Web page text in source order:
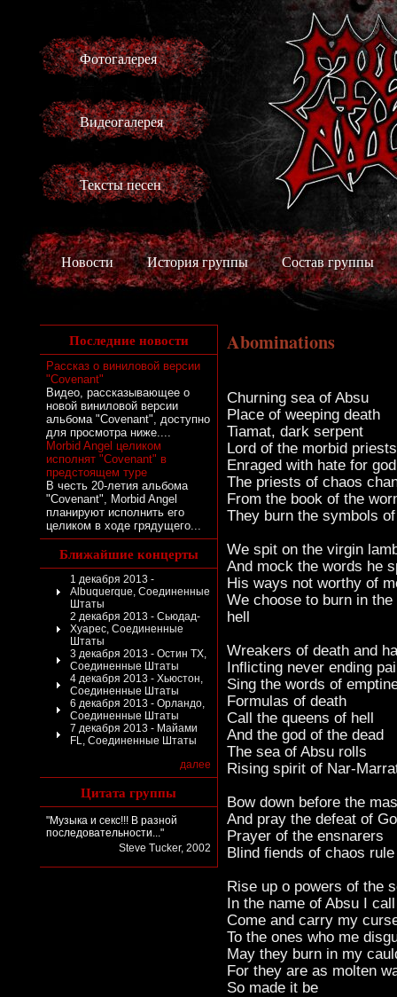
Фотогалерея
Видеогалерея
Тексты песен
Новости История группы Состав группы
Последние новости
Рассказ о виниловой версии
"Covenant"
Видео, рассказывающее о
новой виниловой версии
альбома "Covenant", доступно
для просмотра ниже....
Morbid Angel целиком
исполнят "Covenant" в
предстоящем туре
В честь 20-летия альбома
"Covenant", Morbid Angel
планируют исполнить его
целиком в ходе грядущего...
Ближайшие концерты
1 декабря 2013 -
Albuquerque, Соединенные
Штаты
2 декабря 2013 - Сьюдад-
Хуарес, Соединенные
Штаты
3 декабря 2013 - Остин TX,
Соединенные Штаты
4 декабря 2013 - Хьюстон,
Соединенные Штаты
6 декабря 2013 - Орландо,
Соединенные Штаты
7 декабря 2013 - Майами
FL, Соединенные Штаты
далее
Цитата группы
"Музыка и секс!!! В разной
последовательности..."
Steve Tucker, 2002
Abominations
Churning sea of Absu
Place of weeping death
Tiamat, dark serpent
Lord of the morbid priests
Enraged with hate for god
The priests of chaos
From the book of the
They burn the symbols
We spit on the virgin
And mock the words he
His ways not worthy of
We choose to burn in
hell
Wreakers of death and
Inflicting never ending
Sing the words of
Formulas of death
Call the queens of hell
And the god of the dead
The sea of Absu rolls
Rising spirit of Nar-
Bow down before the
And pray the defeat of
Prayer of the ensnarers
Blind fiends of chaos rule
Rise up o powers of the
In the name of Absu I call
Come and carry my
To the ones who me
May they burn in my
For they are as molten
So made it be